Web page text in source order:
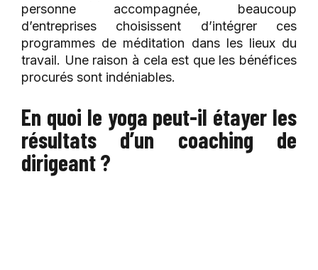
personne accompagnée, beaucoup
d’entreprises choisissent d’intégrer ces
programmes de méditation dans les lieux du
travail. Une raison à cela est que les bénéfices
procurés sont indéniables.
En quoi le yoga peut-il étayer les
résultats d’un coaching de
dirigeant ?